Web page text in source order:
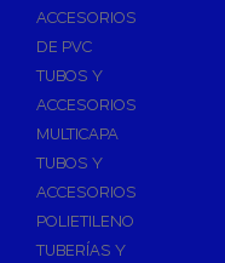
ACCESORIOS
DE PVC
TUBOS Y
ACCESORIOS
MULTICAPA
TUBOS Y
ACCESORIOS
POLIETILENO
TUBERÍAS Y